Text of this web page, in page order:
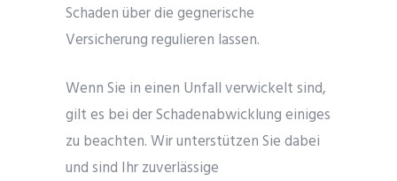
Schaden über die gegnerische
Versicherung regulieren lassen.
Wenn Sie in einen Unfall verwickelt sind,
gilt es bei der Schadenabwicklung einiges
zu beachten. Wir unterstützen Sie dabei
und sind Ihr zuverlässige